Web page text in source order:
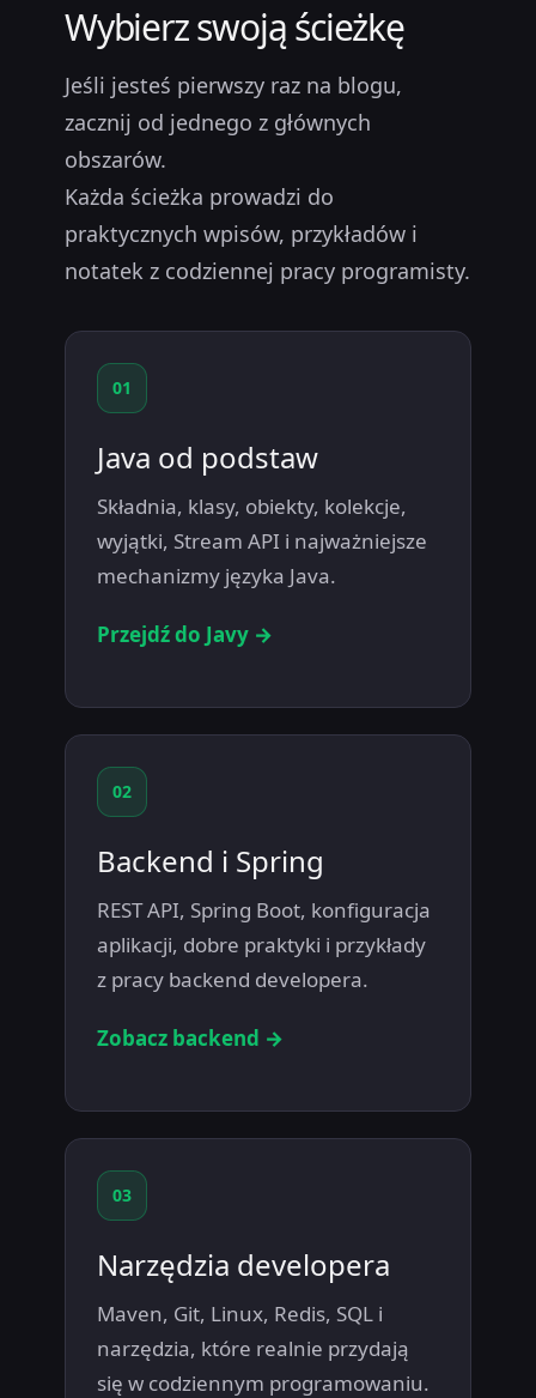
Wybierz swoją ścieżkę
Jeśli jesteś pierwszy raz na blogu,
zacznij od jednego z głównych
obszarów.
Każda ścieżka prowadzi do
praktycznych wpisów, przykładów i
notatek z codziennej pracy programisty.
01
Java od podstaw
Składnia, klasy, obiekty, kolekcje,
wyjątki, Stream API i najważniejsze
mechanizmy języka Java.
Przejdź do Javy →
02
Backend i Spring
REST API, Spring Boot, konfiguracja
aplikacji, dobre praktyki i przykłady
z pracy backend developera.
Zobacz backend →
03
Narzędzia developera
Maven, Git, Linux, Redis, SQL i
narzędzia, które realnie przydają
się w codziennym programowaniu.